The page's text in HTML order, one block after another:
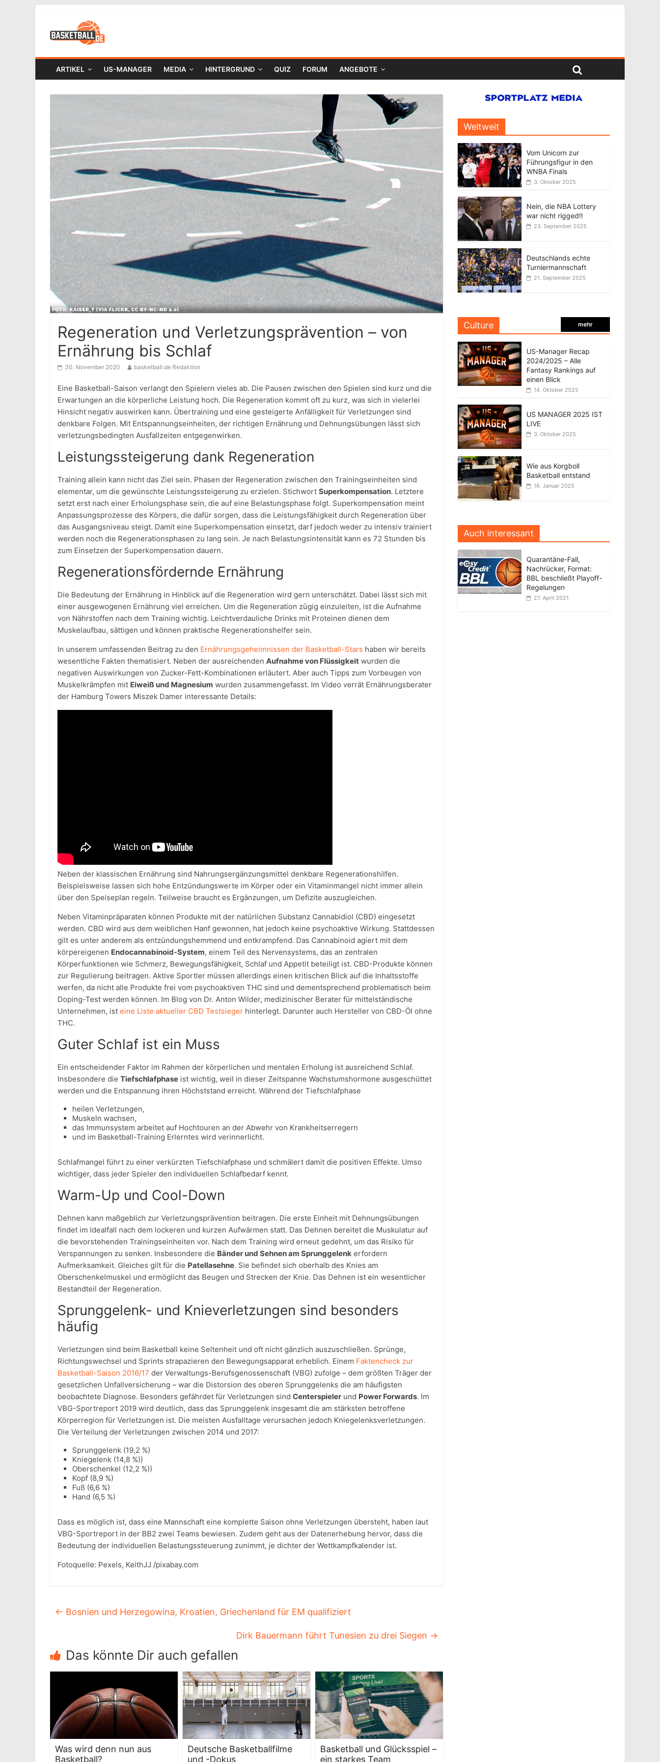
ARTIKEL US-MANAGER MEDIA HINTERGRUND QUIZ FORUM ANGEBOTE
Regeneration und Verletzungsprävention – von
Ernährung bis Schlaf
30. November 2020 basketball.de Redaktion
Eine Basketball-Saison verlangt den Spielern vieles ab. Die Pausen zwischen den Spielen sind kurz und die
Erwartungen an die körperliche Leistung hoch. Die Regeneration kommt oft zu kurz, was sich in vielerlei
Hinsicht negativ auswirken kann. Übertraining und eine gesteigerte Anfälligkeit für Verletzungen sind
denkbare Folgen. Mit Entspannungseinheiten, der richtigen Ernährung und Dehnungsübungen lässt sich
verletzungsbedingten Ausfallzeiten entgegenwirken.
Leistungssteigerung dank Regeneration
Training allein kann nicht das Ziel sein. Phasen der Regeneration zwischen den Trainingseinheiten sind
elementar, um die gewünschte Leistungssteigerung zu erzielen. Stichwort Superkompensation. Letztere
setzt erst nach einer Erholungsphase sein, die auf eine Belastungsphase folgt. Superkompensation meint
Anpassungsprozesse des Körpers, die dafür sorgen, dass die Leistungsfähigkeit durch Regeneration über
das Ausgangsniveau steigt. Damit eine Superkompensation einsetzt, darf jedoch weder zu intensiv trainiert
werden noch die Regenerationsphasen zu lang sein. Je nach Belastungsintensität kann es 72 Stunden bis
zum Einsetzen der Superkompensation dauern.
Regenerationsfördernde Ernährung
Die Bedeutung der Ernährung in Hinblick auf die Regeneration wird gern unterschätzt. Dabei lässt sich mit
einer ausgewogenen Ernährung viel erreichen. Um die Regeneration zügig einzuleiten, ist die Aufnahme
von Nährstoffen nach dem Training wichtig. Leichtverdauliche Drinks mit Proteinen dienen dem
Muskelaufbau, sättigen und können praktische Regenerationshelfer sein.
In unserem umfassenden Beitrag zu den Ernährungsgeheimnissen der Basketball-Stars haben wir bereits
wesentliche Fakten thematisiert. Neben der ausreichenden Aufnahme von Flüssigkeit wurden die
negativen Auswirkungen von Zucker-Fett-Kombinationen erläutert. Aber auch Tipps zum Vorbeugen von
Muskelkrämpfen mit Eiweiß und Magnesium wurden zusammengefasst. Im Video verrät Ernährungsberater
der Hamburg Towers Miszek Damer interessante Details:
Neben der klassischen Ernährung sind Nahrungsergänzungsmittel denkbare Regenerationshilfen.
Beispielsweise lassen sich hohe Entzündungswerte im Körper oder ein Vitaminmangel nicht immer allein
über den Speiseplan regeln. Teilweise braucht es Ergänzungen, um Defizite auszugleichen.
Neben Vitaminpräparaten können Produkte mit der natürlichen Substanz Cannabidiol (CBD) eingesetzt
werden. CBD wird aus dem weiblichen Hanf gewonnen, hat jedoch keine psychoaktive Wirkung. Stattdessen
gilt es unter anderem als entzündungshemmend und entkrampfend. Das Cannabinoid agiert mit dem
körpereigenen Endocannabinoid-System, einem Teil des Nervensystems, das an zentralen
Körperfunktionen wie Schmerz, Bewegungsfähigkeit, Schlaf und Appetit beteiligt ist. CBD-Produkte können
zur Regulierung beitragen. Aktive Sportler müssen allerdings einen kritischen Blick auf die Inhaltsstoffe
werfen, da nicht alle Produkte frei vom psychoaktiven THC sind und dementsprechend problematisch beim
Doping-Test werden können. Im Blog von Dr. Anton Wilder, medizinischer Berater für mittelständische
Unternehmen, ist eine Liste aktueller CBD Testsieger hinterlegt. Darunter auch Hersteller von CBD-Öl ohne
THC.
Guter Schlaf ist ein Muss
Ein entscheidender Faktor im Rahmen der körperlichen und mentalen Erholung ist ausreichend Schlaf.
Insbesondere die Tiefschlafphase ist wichtig, weil in dieser Zeitspanne Wachstumshormone ausgeschüttet
werden und die Entspannung ihren Höchststand erreicht. Während der Tiefschlafphase
heilen Verletzungen,
Muskeln wachsen,
das Immunsystem arbeitet auf Hochtouren an der Abwehr von Krankheitserregern
und im Basketball-Training Erlerntes wird verinnerlicht.
Schlafmangel führt zu einer verkürzten Tiefschlafphase und schmälert damit die positiven Effekte. Umso
wichtiger, dass jeder Spieler den individuellen Schlafbedarf kennt.
Warm-Up und Cool-Down
Dehnen kann maßgeblich zur Verletzungsprävention beitragen. Die erste Einheit mit Dehnungsübungen
findet im Idealfall nach dem lockeren und kurzen Aufwärmen statt. Das Dehnen bereitet die Muskulatur auf
die bevorstehenden Trainingseinheiten vor. Nach dem Training wird erneut gedehnt, um das Risiko für
Verspannungen zu senken. Insbesondere die Bänder und Sehnen am Sprunggelenk erfordern
Aufmerksamkeit. Gleiches gilt für die Patellasehne. Sie befindet sich oberhalb des Knies am
Oberschenkelmuskel und ermöglicht das Beugen und Strecken der Knie. Das Dehnen ist ein wesentlicher
Bestandteil der Regeneration.
Sprunggelenk- und Knieverletzungen sind besonders
häufig
Verletzungen sind beim Basketball keine Seltenheit und oft nicht gänzlich auszuschließen. Sprünge,
Richtungswechsel und Sprints strapazieren den Bewegungsapparat erheblich. Einem Faktencheck zur
Basketball-Saison 2016/17 der Verwaltungs-Berufsgenossenschaft (VBG) zufolge – dem größten Träger der
gesetzlichen Unfallversicherung – war die Distorsion des oberen Sprunggelenks die am häufigsten
beobachtete Diagnose. Besonders gefährdet für Verletzungen sind Centerspieler und Power Forwards. Im
VBG-Sportreport 2019 wird deutlich, dass das Sprunggelenk insgesamt die am stärksten betroffene
Körperregion für Verletzungen ist. Die meisten Ausfalltage verursachen jedoch Kniegelenksverletzungen.
Die Verteilung der Verletzungen zwischen 2014 und 2017:
Sprunggelenk (19,2 %)
Kniegelenk (14,8 %))
Oberschenkel (12,2 %))
Kopf (8,9 %)
Fuß (6,6 %)
Hand (6,5 %)
Dass es möglich ist, dass eine Mannschaft eine komplette Saison ohne Verletzungen übersteht, haben laut
VBG-Sportreport in der BB2 zwei Teams bewiesen. Zudem geht aus der Datenerhebung hervor, dass die
Bedeutung der individuellen Belastungssteuerung zunimmt, je dichter der Wettkampfkalender ist.
Fotoquelle: Pexels, KeithJJ /pixabay.com
← Bosnien und Herzegowina, Kroatien, Griechenland für EM qualifiziert
Dirk Bauermann führt Tunesien zu drei Siegen →
Das könnte Dir auch gefallen
Was wird denn nun aus
Basketball?
Deutsche Basketballfilme
und -Dokus
Basketball und Glücksspiel –
ein starkes Team
Weltweit
Vom Unicorn zur
Führungsfigur in den
WNBA Finals
3. Oktober 2025
Nein, die NBA Lottery
war nicht rigged!!
23. September 2025
Deutschlands echte
Turniermannschaft
21. September 2025
Culture mehr
US-Manager Recap
2024/2025 – Alle
Fantasy Rankings auf
einen Blick
14. Oktober 2025
US MANAGER 2025 IST
LIVE
3. Oktober 2025
Wie aus Korgboll
Basketball entstand
16. Januar 2025
Auch interessant
Quarantäne-Fall,
Nachrücker, Format:
BBL beschließt Playoff-
Regelungen
27. April 2021